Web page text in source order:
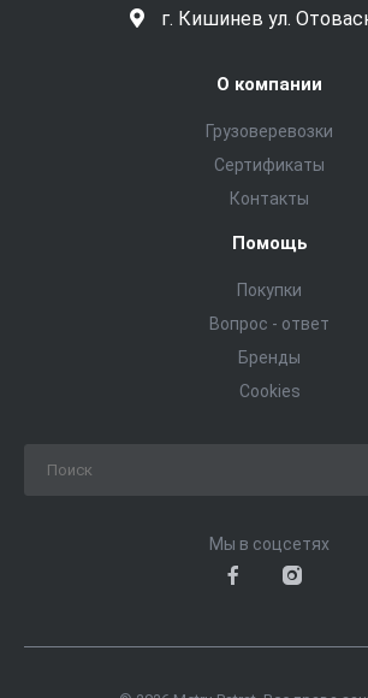
г. Кишинев ул.
О компании
Грузоверевозки
Сертификаты
Контакты
Помощь
Покупки
Вопрос - ответ
Бренды
Cookies
Мы в соцсетях